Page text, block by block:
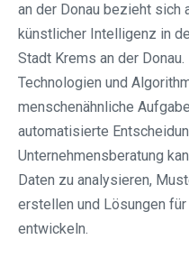
an der Donau bezieht sich
künstlicher Intelligenz in
Stadt Krems an der
Technologien und
menschenähnliche
automatisierte
Unternehmensberatung
Daten zu analysieren,
erstellen und Lösungen
entwickeln.